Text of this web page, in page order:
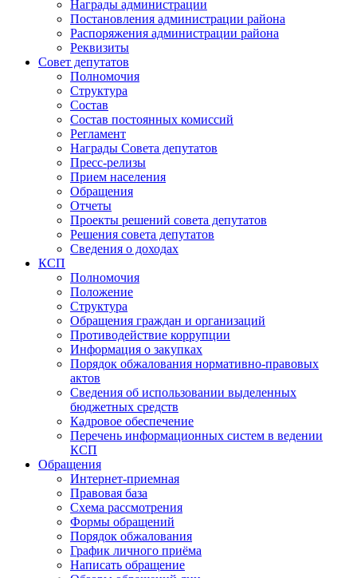
Награды администрации
Постановления администрации района
Распоряжения администрации района
Реквизиты
Совет депутатов
Полномочия
Структура
Состав
Состав постоянных комиссий
Регламент
Награды Совета депутатов
Пресс-релизы
Прием населения
Обращения
Отчеты
Проекты решений совета депутатов
Решения совета депутатов
Сведения о доходах
КСП
Полномочия
Положение
Структура
Обращения граждан и организаций
Противодействие коррупции
Информация о закупках
Порядок обжалования нормативно-правовых
актов
Сведения об использовании выделенных
бюджетных средств
Кадровое обеспечение
Перечень информационных систем в ведении
КСП
Обращения
Интернет-приемная
Правовая база
Схема рассмотрения
Формы обращений
Порядок обжалования
График личного приёма
Написать обращение